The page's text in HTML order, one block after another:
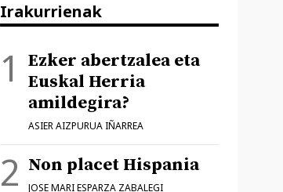
Irakurrienak
Ezker abertzalea eta
Euskal Herria
amildegira?
ASIER AIZPURUA IÑARREA
Non placet Hispania
JOSE MARI ESPARZA ZABALEGI